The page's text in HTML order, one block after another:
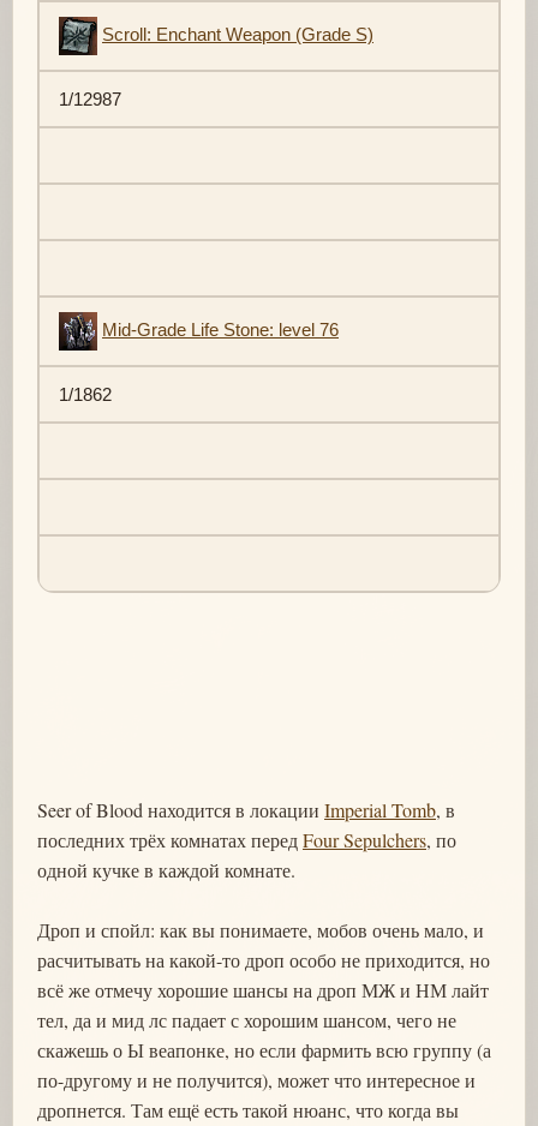
Scroll: Enchant Weapon (Grade S)
1/12987
Mid-Grade Life Stone: level 76
1/1862
Seer of Blood находится в локации Imperial Tomb, в
последних трёх комнатах передFour Sepulchers, по
одной кучке в каждой комнате.
Дроп и спойл: как вы понимаете, мобов очень мало, и
расчитывать на какой-то дроп особо не приходится, но
всё же отмечу хорошие шансы на дроп МЖ и НМ лайт
тел, да и мид лс падает с хорошим шансом, чего не
скажешь о Ы веапонке, но если фармить всю группу (а
по-другому и не получится), может что интересное и
дропнется. Там ещё есть такой нюанс, что когда вы